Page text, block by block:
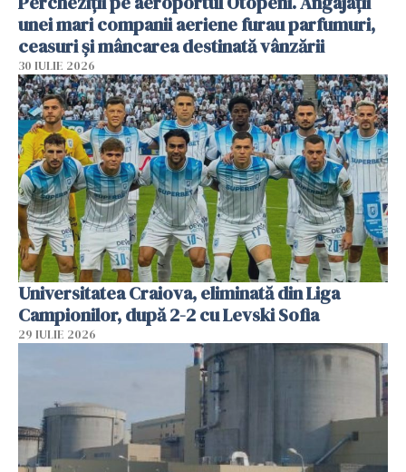
unei mari companii aeriene furau parfumuri,
ceasuri și mâncarea destinată vânzării
30 IULIE 2026
Universitatea Craiova, eliminată din Liga
Campionilor, după 2-2 cu Levski Sofia
29 IULIE 2026